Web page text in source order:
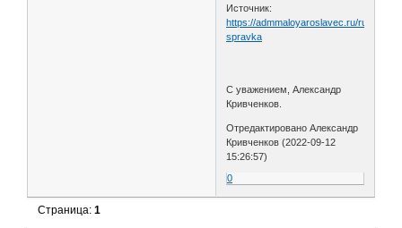
Источник:
https://admmaloyaroslavec.ru/ru/
spravka
С уважением, Александр
Кривченков.
Отредактировано Александр
Кривченков (2022-09-12
15:26:57)
0
Страница:1